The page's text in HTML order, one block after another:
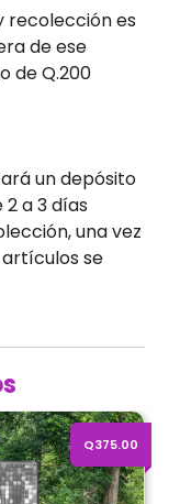
recolección es
de ese
de Q.200
un depósito
a 3 días
una vez
se
1.20 mts.
Q375.00